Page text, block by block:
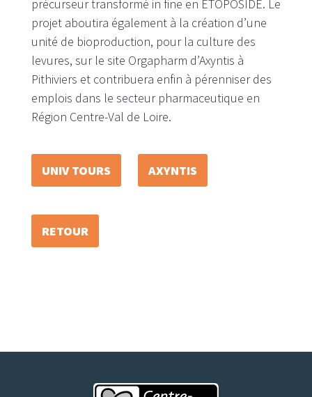
précurseur transformé in fine en ETOPOSIDE. Le
projet aboutira également à la création d’une
unité de bioproduction, pour la culture des
levures, sur le site Orgapharm d’Axyntis à
Pithiviers et contribuera enfin à pérenniser des
emplois dans le secteur pharmaceutique en
Région Centre-Val de Loire.
UNIV TOURS AXYNTIS
RETOUR